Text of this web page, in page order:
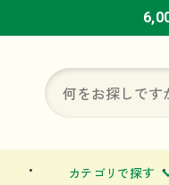
カテゴリで探す